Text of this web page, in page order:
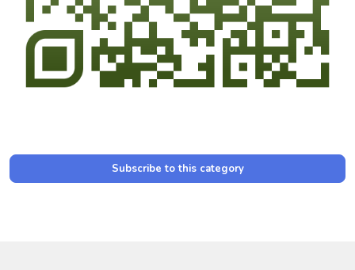
Subscribe to this category